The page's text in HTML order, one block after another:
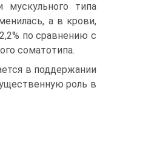
мускульного типа
а в крови,
по сравнению с
соматотипа.
в поддержании
роль в